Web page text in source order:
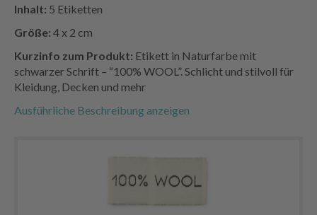
Inhalt: 5 Etiketten
Größe: 4 x 2 cm
Kurzinfo zum Produkt: Etikett in Naturfarbe mit
schwarzer Schrift – “100% WOOL”. Schlicht und stilvoll für
Kleidung, Decken und mehr
Ausführliche Beschreibung anzeigen